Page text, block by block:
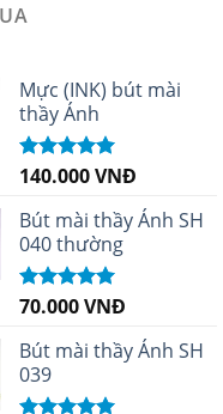
Mực (INK) bút mài
thầy Ánh
Được xếp
sao
140.000VNĐ
Bút mài thầy Ánh SH
040 thường
Được xếp
sao
70.000VNĐ
Bút mài thầy Ánh SH
039